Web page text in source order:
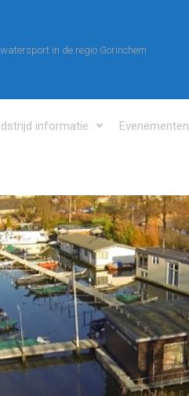
in de regio Gorinchem
informatie Evenementen